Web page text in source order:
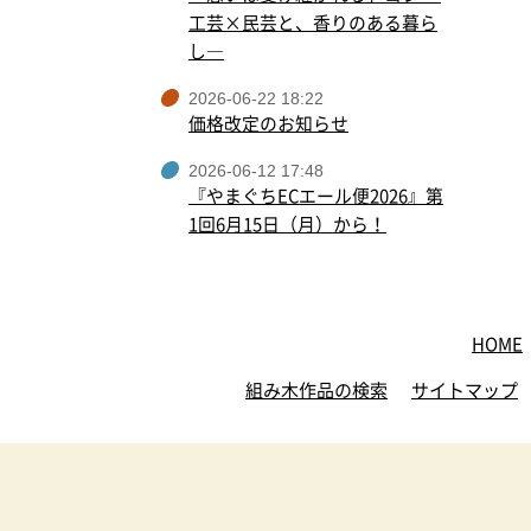
工芸×民芸と、香りのある暮ら
し―
2026-06-22 18:22
価格改定のお知らせ
2026-06-12 17:48
『やまぐちECエール便2026』第
1回6月15日（月）から！
HOME
組み木作品の検索
サイトマップ